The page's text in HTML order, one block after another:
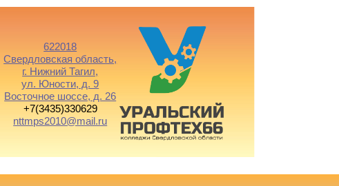
622018
Свердловская область,
г. Нижний Тагил,
ул. Юности, д. 9
Восточное шоссе, д. 26
+7(3435)330629
nttmps2010@mail.ru